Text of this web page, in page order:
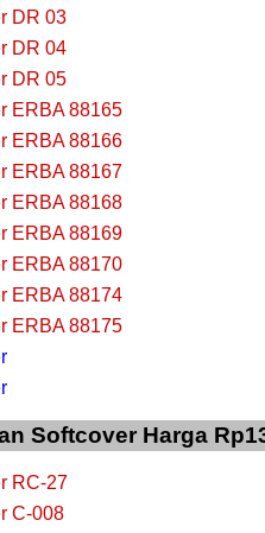
DR 03
DR 04
DR 05
ERBA 88165
ERBA 88166
ERBA 88167
ERBA 88168
ERBA 88169
ERBA 88170
ERBA 88174
ERBA 88175
Softcover Harga
RC-27
C-008